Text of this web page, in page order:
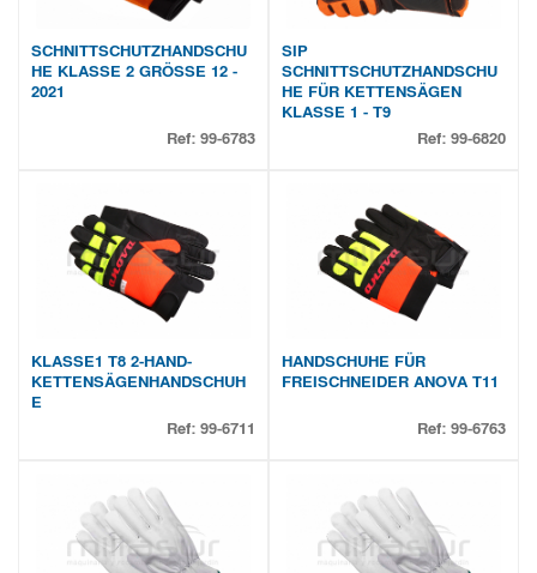
SCHNITTSCHUTZHANDSCHU
HE KLASSE 2 GRÖSSE 12 -
2021
Ref: 99-6783
SIP
SCHNITTSCHUTZHANDSCHU
HE FÜR KETTENSÄGEN
KLASSE 1 - T9
Ref: 99-6820
KLASSE1 T8 2-HAND-
KETTENSÄGENHANDSCHUH
E
Ref: 99-6711
HANDSCHUHE FÜR
FREISCHNEIDER ANOVA T11
Ref: 99-6763